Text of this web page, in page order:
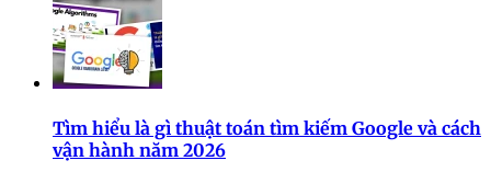
Tìm hiểu là gì thuật toán tìm kiếm Google và cách
vận hành năm 2026